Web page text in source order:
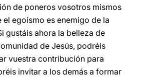
de poneros vosotros mismos
egoísmo es enemigo de la
gustáis ahora la belleza de
de Jesús, podréis
vuestra contribución para
invitar a los demás a formar